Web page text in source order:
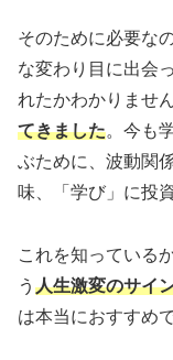
そのために必要な
な変わり目に出会
れたかわかりません
てきました。今も
ぶために、波動関
味、「学び」に投
これを知っている
う 人生激変のサイ
は本当におすすめで